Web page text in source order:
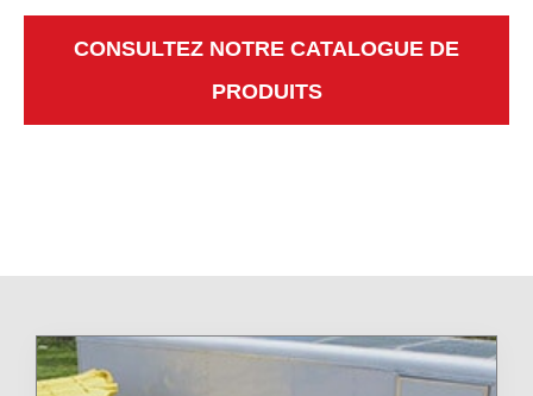
CONSULTEZ NOTRE CATALOGUE DE
PRODUITS